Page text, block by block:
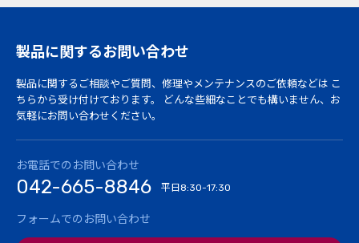
製品に関するお問い合わせ
製品に関するご相談やご質問、修理やメンテナンスのご依頼などは こ
ちらから受け付けております。
どんな些細なことでも構いません、お
気軽にお問い合わせください。
お電話でのお問い合わせ
042-665-8846 平日8:30-17:30
フォームでのお問い合わせ